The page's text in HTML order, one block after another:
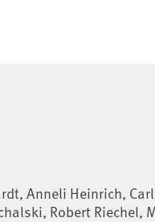
Anneli Heinrich,
Robert Riechel,